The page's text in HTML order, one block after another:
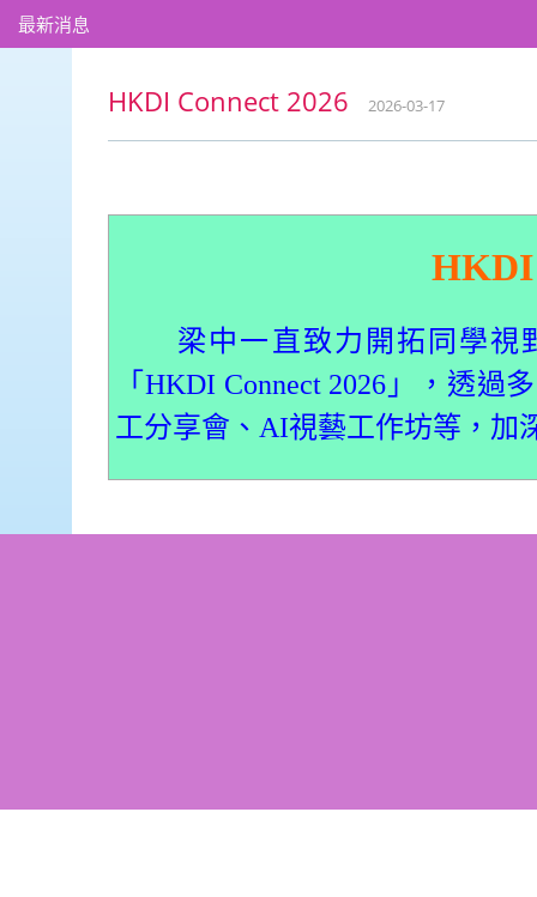
最新消息
HKDI Connect 2026 2026-03-17
HKDI
梁中一直致力開拓同學視野
「HKDI Connect 2026」，透
工分享會、AI視藝工作坊等，加